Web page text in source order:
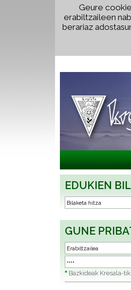
Geure
erabiltzaileen
berariaz
EDUKIEN
GUNE
* Bazkideak Kresala-